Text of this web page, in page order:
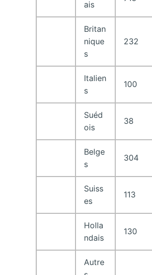
ais
Britan
nique
s
232
Italien
s
100
Suéd
ois
38
Belge
s
304
Suiss
es
113
Holla
ndais
130
Autre